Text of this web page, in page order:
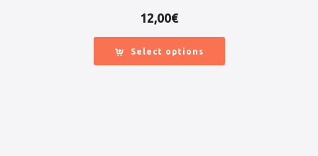
12,00€
Select options